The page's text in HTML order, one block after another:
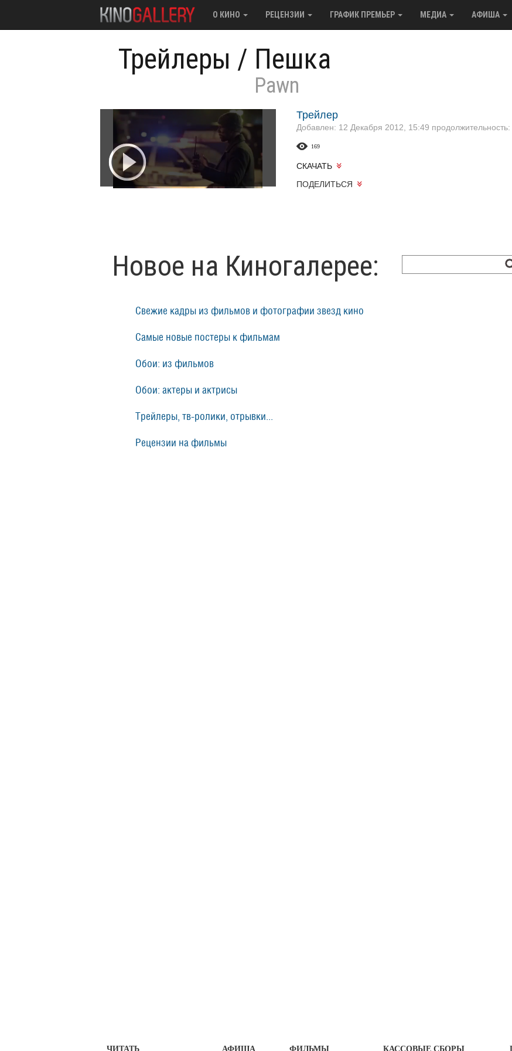
О КИНО РЕЦЕНЗИИ ГРАФИК ПРЕМЬЕР МЕДИА АФИША
Трейлеры / Пешка
Pawn
Трейлер
Добавлен: 12 Декабря 2012, 15:49
169
СКАЧАТЬ
ПОДЕЛИТЬСЯ
Новое на Киногалерее:
Свежие кадры из фильмов и фотографии звезд кино
Самые новые постеры к фильмам
Обои: из фильмов
Обои: актеры и актрисы
Трейлеры, тв-ролики, отрывки...
Рецензии на фильмы
ЧИТАТЬ АФИША ФИЛЬМЫ КАССОВЫЕ СБОРЫ